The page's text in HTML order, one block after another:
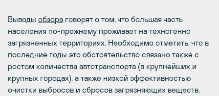
Выводы обзора говорят о том, что большая часть
населения по-прежнему проживает на техногенно
загрязненных территориях. Необходимо отметить, что в
последние годы это обстоятельство связано также с
ростом количества автотранспорта (в крупнейших и
крупных городах), а также низкой эффективностью
очистки выбросов и сбросов загрязняющих веществ.